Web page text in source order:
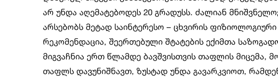
არ უნდა აღემატებოდეს 20 გრადუსს. ძალიან
არსებობს მეტად საინტერესო – ცხვირის
რეკომენდაცია, შეერთებული შტატების ექიმთა
მიგვაჩნია ერთ წლამდე ბავშვისთვის თაფლის მიცემა,
თაფლს დავუნიშნავთ, ზუსტად უნდა გავარკვიოთ,